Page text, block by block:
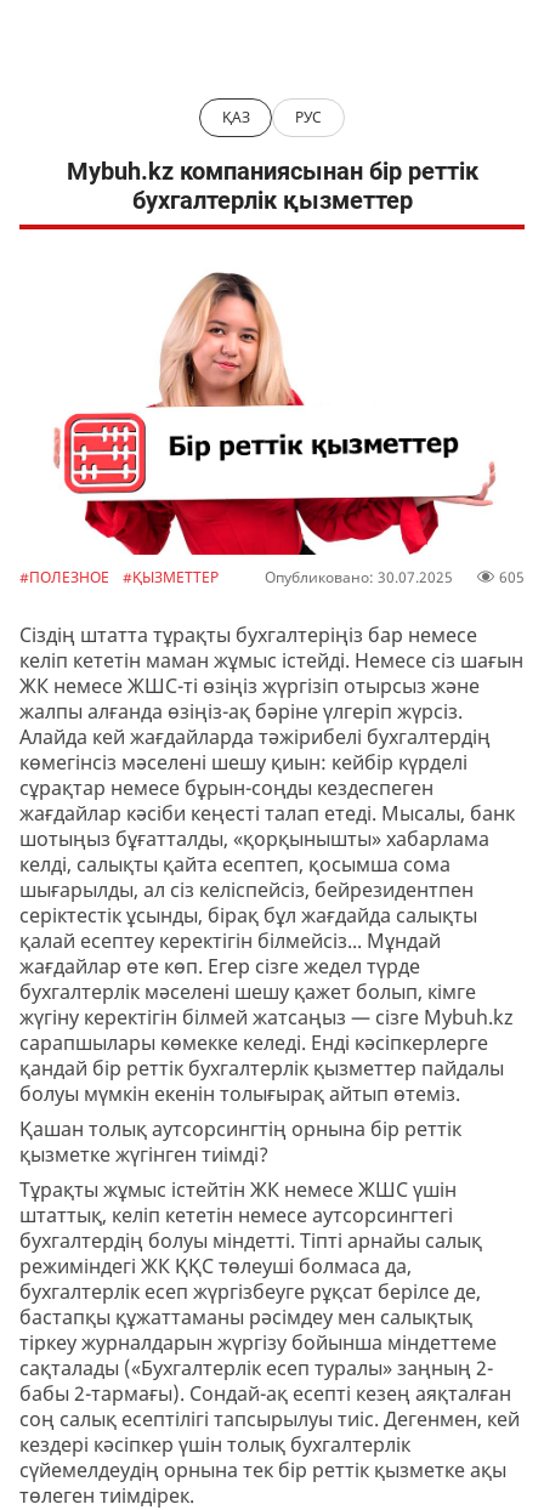
Mybuh.kz компаниясынан бір реттік
бухгалтерлік қызметтер
ҚАЗ РУС
#ПОЛЕЗНОЕ #ҚЫЗМЕТТЕР Опубликовано: 30.07.2025 605
Сіздің штатта тұрақты бухгалтеріңіз бар немесе
келіп кететін маман жұмыс істейді. Немесе сіз шағын
ЖК немесе ЖШС-ті өзіңіз жүргізіп отырсыз және
жалпы алғанда өзіңіз-ақ бәріне үлгеріп жүрсіз.
Алайда кей жағдайларда тәжірибелі бухгалтердің
көмегінсіз мәселені шешу қиын: кейбір күрделі
сұрақтар немесе бұрын-соңды кездеспеген
жағдайлар кәсіби кеңесті талап етеді. Мысалы, банк
шотыңыз бұғатталды, «қорқынышты» хабарлама
келді, салықты қайта есептеп, қосымша сома
шығарылды, ал сіз келіспейсіз, бейрезидентпен
серіктестік ұсынды, бірақ бұл жағдайда салықты
қалай есептеу керектігін білмейсіз... Мұндай
жағдайлар өте көп. Егер сізге жедел түрде
бухгалтерлік мәселені шешу қажет болып, кімге
жүгіну керектігін білмей жатсаңыз — сізге Mybuh.kz
сарапшылары көмекке келеді. Енді кәсіпкерлерге
қандай бір реттік бухгалтерлік қызметтер пайдалы
болуы мүмкін екенін толығырақ айтып өтеміз.
Қашан толық аутсорсингтің орнына бір реттік
қызметке жүгінген тиімді?
Тұрақты жұмыс істейтін ЖК немесе ЖШС үшін
штаттық, келіп кететін немесе аутсорсингтегі
бухгалтердің болуы міндетті. Тіпті арнайы салық
режиміндегі ЖК ҚҚС төлеуші болмаса да,
бухгалтерлік есеп жүргізбеуге рұқсат берілсе де,
бастапқы құжаттаманы рәсімдеу мен салықтық
тіркеу журналдарын жүргізу бойынша міндеттеме
сақталады («Бухгалтерлік есеп туралы» заңның 2-
бабы 2-тармағы). Сондай-ақ есепті кезең аяқталған
соң салық есептілігі тапсырылуы тиіс. Дегенмен, кей
кездері кәсіпкер үшін толық бухгалтерлік
сүйемелдеудің орнына тек бір реттік қызметке ақы
төлеген тиімдірек.